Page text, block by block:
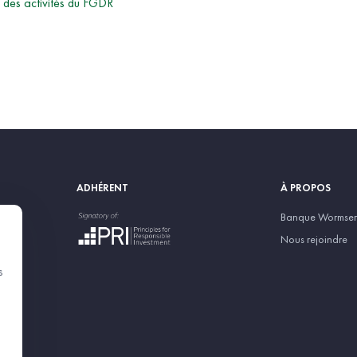
ADHÉRENT À PROPOS
Banque
Nous rejoindre